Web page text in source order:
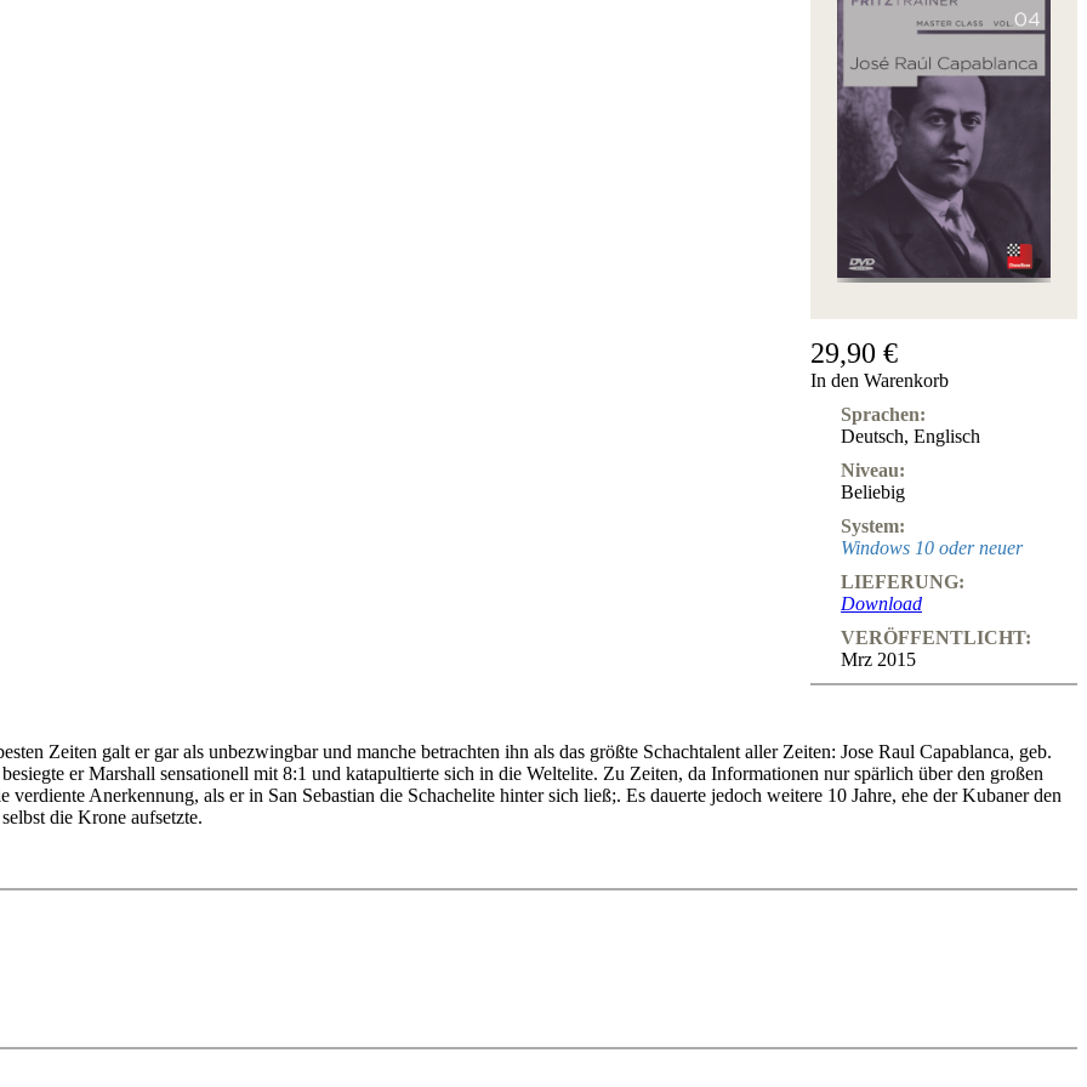
29,90 €
In den Warenkorb
Sprachen:
Deutsch, Englisch
Niveau:
Beliebig
System:
Windows 10 oder neuer
LIEFERUNG:
Download
VERÖFFENTLICHT:
Mrz 2015
Zeiten galt er gar als unbezwingbar und manche betrachten ihn als das größte Schachtalent aller Zeiten: Jose Raul Capablanca, geb.
er Marshall sensationell mit 8:1 und katapultierte sich in die Weltelite. Zu Zeiten, da Informationen nur spärlich über den großen
Anerkennung, als er in San Sebastian die Schachelite hinter sich ließ;. Es dauerte jedoch weitere 10 Jahre, ehe der Kubaner den
die Krone aufsetzte.
konnte unter einer Vielzahl von Beispielen wählen; denn Capablanca wickelte gern ins Endspiel ab, er war sich seiner besonderen
Aufgaben und Schlüsselstellungen, der Anwender muß die Lösung eingeben. Mit Videofeedback (auch zu Fehlern) und weiteren
mit Brettgrafik, Notation und großer Funktionsleiste
Fritz&Fertig
Monographie
60
Minuten
FritzTrainer
Schach
lernen
Anfängerprodukte
ChessBase
Magazin
Magazin
Abonnement
Sonstiges
Ludwig
Boutique
Schachfilme
Gutschein
bestellen